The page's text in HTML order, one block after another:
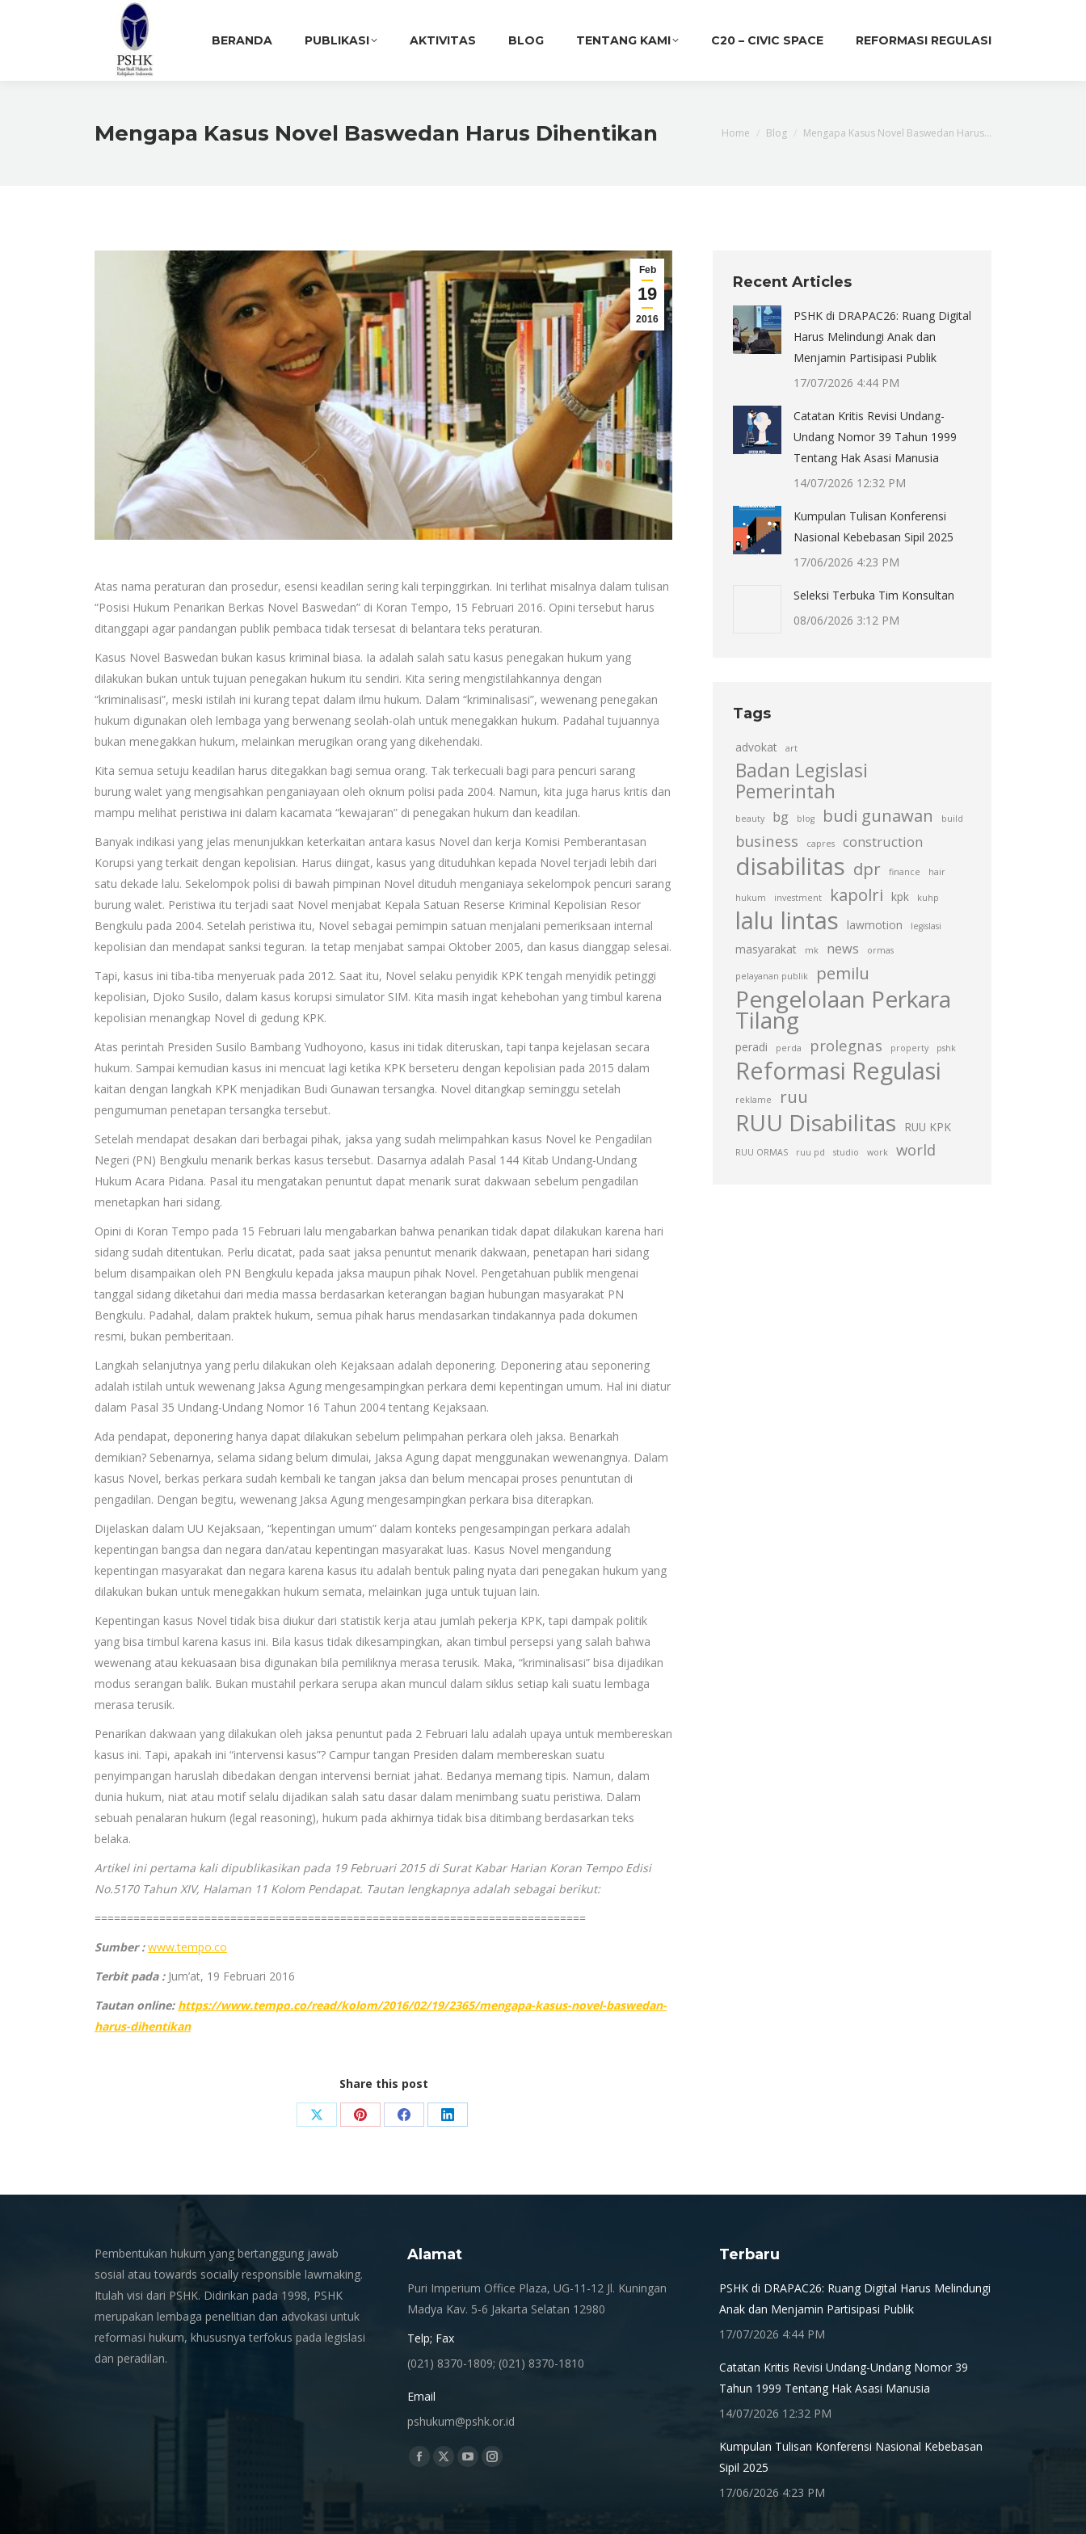
BERANDA PUBLIKASI AKTIVITAS BLOG TENTANG KAMI C20 – CIVIC SPACE REFORMASI REGULASI
Mengapa Kasus Novel Baswedan Harus Dihentikan You are here:
Home Blog Mengapa Kasus Novel Baswedan Harus…
Feb
19
2016
Atas nama peraturan dan prosedur, esensi keadilan sering kali terpinggirkan. Ini terlihat misalnya dalam tulisan
“Posisi Hukum Penarikan Berkas Novel Baswedan” di Koran Tempo, 15 Februari 2016. Opini tersebut harus
ditanggapi agar pandangan publik pembaca tidak tersesat di belantara teks peraturan.
Kasus Novel Baswedan bukan kasus kriminal biasa. Ia adalah salah satu kasus penegakan hukum yang
dilakukan bukan untuk tujuan penegakan hukum itu sendiri. Kita sering mengistilahkannya dengan
“kriminalisasi”, meski istilah ini kurang tepat dalam ilmu hukum. Dalam “kriminalisasi”, wewenang penegakan
hukum digunakan oleh lembaga yang berwenang seolah-olah untuk menegakkan hukum. Padahal tujuannya
bukan menegakkan hukum, melainkan merugikan orang yang dikehendaki.
Kita semua setuju keadilan harus ditegakkan bagi semua orang. Tak terkecuali bagi para pencuri sarang
burung walet yang mengisahkan penganiayaan oleh oknum polisi pada 2004. Namun, kita juga harus kritis dan
mampu melihat peristiwa ini dalam kacamata “kewajaran” di penegakan hukum dan keadilan.
Banyak indikasi yang jelas menunjukkan keterkaitan antara kasus Novel dan kerja Komisi Pemberantasan
Korupsi yang terkait dengan kepolisian. Harus diingat, kasus yang dituduhkan kepada Novel terjadi lebih dari
satu dekade lalu. Sekelompok polisi di bawah pimpinan Novel dituduh menganiaya sekelompok pencuri sarang
burung walet. Peristiwa itu terjadi saat Novel menjabat Kepala Satuan Reserse Kriminal Kepolisian Resor
Bengkulu pada 2004. Setelah peristiwa itu, Novel sebagai pemimpin satuan menjalani pemeriksaan internal
kepolisian dan mendapat sanksi teguran. Ia tetap menjabat sampai Oktober 2005, dan kasus dianggap selesai.
Tapi, kasus ini tiba-tiba menyeruak pada 2012. Saat itu, Novel selaku penyidik KPK tengah menyidik petinggi
kepolisian, Djoko Susilo, dalam kasus korupsi simulator SIM. Kita masih ingat kehebohan yang timbul karena
kepolisian menangkap Novel di gedung KPK.
Atas perintah Presiden Susilo Bambang Yudhoyono, kasus ini tidak diteruskan, tapi tanpa kejelasan secara
hukum. Sampai kemudian kasus ini mencuat lagi ketika KPK berseteru dengan kepolisian pada 2015 dalam
kaitan dengan langkah KPK menjadikan Budi Gunawan tersangka. Novel ditangkap seminggu setelah
pengumuman penetapan tersangka tersebut.
Setelah mendapat desakan dari berbagai pihak, jaksa yang sudah melimpahkan kasus Novel ke Pengadilan
Negeri (PN) Bengkulu menarik berkas kasus tersebut. Dasarnya adalah Pasal 144 Kitab Undang-Undang
Hukum Acara Pidana. Pasal itu mengatakan penuntut dapat menarik surat dakwaan sebelum pengadilan
menetapkan hari sidang.
Opini di Koran Tempo pada 15 Februari lalu mengabarkan bahwa penarikan tidak dapat dilakukan karena hari
sidang sudah ditentukan. Perlu dicatat, pada saat jaksa penuntut menarik dakwaan, penetapan hari sidang
belum disampaikan oleh PN Bengkulu kepada jaksa maupun pihak Novel. Pengetahuan publik mengenai
tanggal sidang diketahui dari media massa berdasarkan keterangan bagian hubungan masyarakat PN
Bengkulu. Padahal, dalam praktek hukum, semua pihak harus mendasarkan tindakannya pada dokumen
resmi, bukan pemberitaan.
Langkah selanjutnya yang perlu dilakukan oleh Kejaksaan adalah deponering. Deponering atau seponering
adalah istilah untuk wewenang Jaksa Agung mengesampingkan perkara demi kepentingan umum. Hal ini diatur
dalam Pasal 35 Undang-Undang Nomor 16 Tahun 2004 tentang Kejaksaan.
Ada pendapat, deponering hanya dapat dilakukan sebelum pelimpahan perkara oleh jaksa. Benarkah
demikian? Sebenarnya, selama sidang belum dimulai, Jaksa Agung dapat menggunakan wewenangnya. Dalam
kasus Novel, berkas perkara sudah kembali ke tangan jaksa dan belum mencapai proses penuntutan di
pengadilan. Dengan begitu, wewenang Jaksa Agung mengesampingkan perkara bisa diterapkan.
Dijelaskan dalam UU Kejaksaan, “kepentingan umum” dalam konteks pengesampingan perkara adalah
kepentingan bangsa dan negara dan/atau kepentingan masyarakat luas. Kasus Novel mengandung
kepentingan masyarakat dan negara karena kasus itu adalah bentuk paling nyata dari penegakan hukum yang
dilakukan bukan untuk menegakkan hukum semata, melainkan juga untuk tujuan lain.
Kepentingan kasus Novel tidak bisa diukur dari statistik kerja atau jumlah pekerja KPK, tapi dampak politik
yang bisa timbul karena kasus ini. Bila kasus tidak dikesampingkan, akan timbul persepsi yang salah bahwa
wewenang atau kekuasaan bisa digunakan bila pemiliknya merasa terusik. Maka, “kriminalisasi” bisa dijadikan
modus serangan balik. Bukan mustahil perkara serupa akan muncul dalam siklus setiap kali suatu lembaga
merasa terusik.
Penarikan dakwaan yang dilakukan oleh jaksa penuntut pada 2 Februari lalu adalah upaya untuk membereskan
kasus ini. Tapi, apakah ini “intervensi kasus”? Campur tangan Presiden dalam membereskan suatu
penyimpangan haruslah dibedakan dengan intervensi berniat jahat. Bedanya memang tipis. Namun, dalam
dunia hukum, niat atau motif selalu dijadikan salah satu dasar dalam menimbang suatu peristiwa. Dalam
sebuah penalaran hukum (legal reasoning), hukum pada akhirnya tidak bisa ditimbang berdasarkan teks
belaka.
Artikel ini pertama kali dipublikasikan pada 19 Februari 2015 di Surat Kabar Harian Koran Tempo Edisi
No.5170 Tahun XIV, Halaman 11 Kolom Pendapat. Tautan lengkapnya adalah sebagai berikut:
============================================================================
Sumber : www.tempo.co
Terbit pada :Jum’at, 19 Februari 2016
Tautan online: https://www.tempo.co/read/kolom/2016/02/19/2365/mengapa-kasus-novel-baswedan-
harus-dihentikan
Share this post
Share Share Share Share
Recent Articles
PSHK di DRAPAC26: Ruang Digital
Harus Melindungi Anak dan
Menjamin Partisipasi Publik
17/07/2026 4:44 PM
Catatan Kritis Revisi Undang-
Undang Nomor 39 Tahun 1999
Tentang Hak Asasi Manusia
14/07/2026 12:32 PM
Kumpulan Tulisan Konferensi
Nasional Kebebasan Sipil 2025
17/06/2026 4:23 PM
Seleksi Terbuka Tim Konsultan
08/06/2026 3:12 PM
Tags
advokat art
Badan Legislasi
Pemerintah
beauty bg blog budi gunawan build
business capres construction
disabilitas dpr finance hair
hukum investment kapolri kpk kuhp
lalu lintas lawmotion legislasi
masyarakat mk news ormas
pelayanan publik pemilu
Pengelolaan Perkara
Tilang
peradi perda prolegnas property pshk
Reformasi Regulasi
reklame ruu
RUU Disabilitas RUU KPK
RUU ORMAS ruu pd studio work world
Pembentukan hukum yang bertanggung jawab
sosial atau towards socially responsible lawmaking.
Itulah visi dari PSHK. Didirikan pada 1998, PSHK
merupakan lembaga penelitian dan advokasi untuk
reformasi hukum, khususnya terfokus pada legislasi
dan peradilan.
Alamat
Puri Imperium Office Plaza, UG-11-12 Jl. Kuningan
Madya Kav. 5-6 Jakarta Selatan 12980
Telp; Fax
(021) 8370-1809; (021) 8370-1810
Email
pshukum@pshk.or.id
Find us on:
Facebook
X
YouTubeInstagram
Terbaru
PSHK di DRAPAC26: Ruang Digital Harus Melindungi
Anak dan Menjamin Partisipasi Publik
17/07/2026 4:44 PM
Catatan Kritis Revisi Undang-Undang Nomor 39
Tahun 1999 Tentang Hak Asasi Manusia
14/07/2026 12:32 PM
Kumpulan Tulisan Konferensi Nasional Kebebasan
Sipil 2025
17/06/2026 4:23 PM